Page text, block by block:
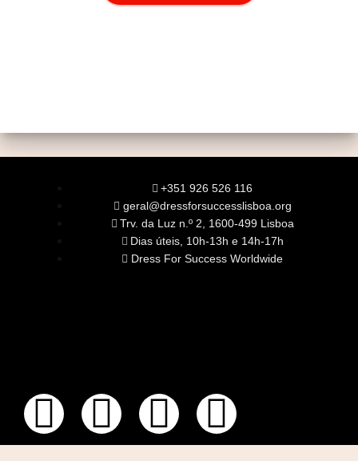
+351 926 526 116
geral@dressforsuccesslisboa.org
Trv. da Luz n.º 2, 1600-499 Lisboa
Dias úteis, 10h-13h e 14h-17h
Dress For Success Worldwide